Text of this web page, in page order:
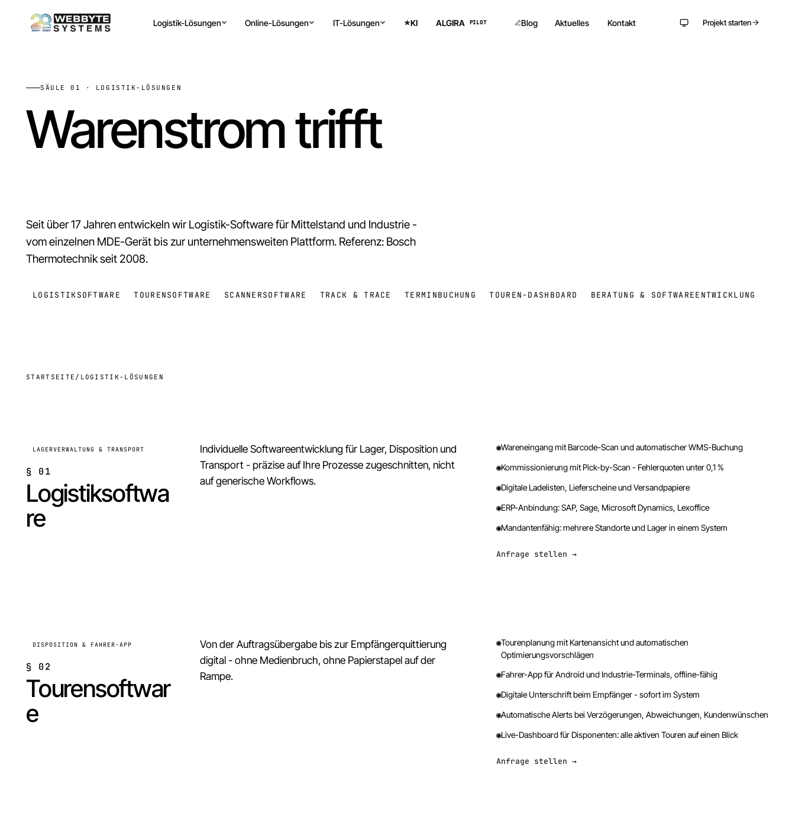
Logistik-Lösungen Online-Lösungen IT-Lösungen KI ALGIRA PILOT Blog Aktuelles Kontakt Projekt starten
SÄULE 01 · LOGISTIK-LÖSUNGEN
Warenstrom trifft
Seit über 17 Jahren entwickeln wir Logistik-Software für Mittelstand und Industrie -
vom einzelnen MDE-Gerät bis zur unternehmensweiten Plattform. Referenz: Bosch
Thermotechnik seit 2008.
LOGISTIKSOFTWARE TOURENSOFTWARE SCANNERSOFTWARE TRACK & TRACE TERMINBUCHUNG TOUREN-DASHBOARD BERATUNG & SOFTWAREENTWICKLUNG
STARTSEITE / LOGISTIK-LÖSUNGEN
LAGERVERWALTUNG & TRANSPORT
§ 01
Logistiksoftwa
re
Individuelle Softwareentwicklung für Lager, Disposition und
Transport - präzise auf Ihre Prozesse zugeschnitten, nicht
auf generische Workflows.
◉Wareneingang mit Barcode-Scan und automatischer WMS-Buchung
◉Kommissionierung mit Pick-by-Scan - Fehlerquoten unter 0,1 %
◉Digitale Ladelisten, Lieferscheine und Versandpapiere
◉ERP-Anbindung: SAP, Sage, Microsoft Dynamics, Lexoffice
◉Mandantenfähig: mehrere Standorte und Lager in einem System
Anfrage stellen →
DISPOSITION & FAHRER-APP
§ 02
Tourensoftwar
e
Von der Auftragsübergabe bis zur Empfängerquittierung
digital - ohne Medienbruch, ohne Papierstapel auf der
Rampe.
◉Tourenplanung mit Kartenansicht und automatischen
Optimierungsvorschlägen
◉Fahrer-App für Android und Industrie-Terminals, offline-fähig
◉Digitale Unterschrift beim Empfänger - sofort im System
◉Automatische Alerts bei Verzögerungen, Abweichungen, Kundenwünschen
◉Live-Dashboard für Disponenten: alle aktiven Touren auf einen Blick
Anfrage stellen →